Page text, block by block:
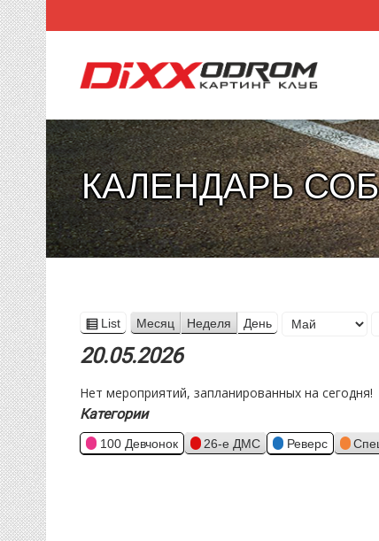
КАЛЕНДАРЬ
View
as
List Месяц Неделя День
Месяц
20.05.2026
Нет мероприятий, запланированных на сегодня!
Категории
100 Девчонок 26-е ДМС Реверс